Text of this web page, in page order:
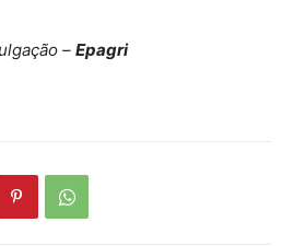
– Epagri